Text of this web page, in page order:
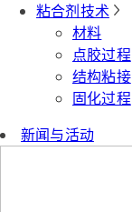
粘合剂技术
材料
点胶过程
结构粘接
固化过程
新闻与活动